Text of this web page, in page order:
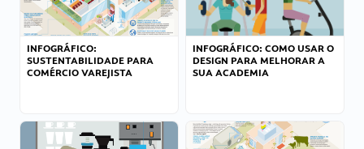
INFOGRÁFICO:
SUSTENTABILIDADE PARA
COMÉRCIO VAREJISTA
INFOGRÁFICO: COMO USAR O
DESIGN PARA MELHORAR A
SUA ACADEMIA